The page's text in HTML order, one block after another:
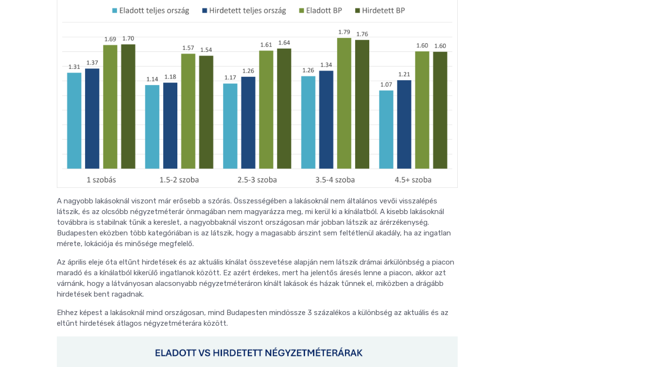
A nagyobb lakásoknál viszont már erősebb a szórás. Összességében a lakásoknál nem általános vevői visszalépés
látszik, és az olcsóbb négyzetméterár önmagában nem magyarázza meg, mi kerül ki a kínálatból. A kisebb lakásoknál
továbbra is stabilnak tűnik a kereslet, a nagyobbaknál viszont országosan már jobban látszik az árérzékenység.
Budapesten eközben több kategóriában is az látszik, hogy a magasabb árszint sem feltétlenül akadály, ha az ingatlan
mérete, lokációja és minősége megfelelő.
Az április eleje óta eltűnt hirdetések és az aktuális kínálat összevetése alapján nem látszik drámai árkülönbség a piacon
maradó és a kínálatból kikerülő ingatlanok között. Ez azért érdekes, mert ha jelentős áresés lenne a piacon, akkor azt
várnánk, hogy a látványosan alacsonyabb négyzetméteráron kínált lakások és házak tűnnek el, miközben a drágább
hirdetések bent ragadnak.
Ehhez képest a lakásoknál mind országosan, mind Budapesten mindössze 3 százalékos a különbség az aktuális és az
eltűnt hirdetések átlagos négyzetméterára között.